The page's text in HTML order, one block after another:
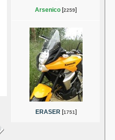
Arsenico [2259]
ERASER[1751]